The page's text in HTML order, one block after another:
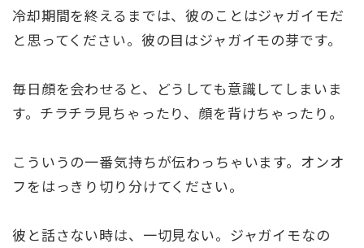
冷却期間を終えるまでは、彼のことはジャガイモだ
と思ってください。彼の目はジャガイモの芽です。
毎日顔を会わせると、どうしても意識してしまいま
す。チラチラ見ちゃったり、顔を背けちゃったり。
こういうの一番気持ちが伝わっちゃいます。オンオ
フをはっきり切り分けてください。
彼と話さない時は、一切見ない。ジャガイモなの